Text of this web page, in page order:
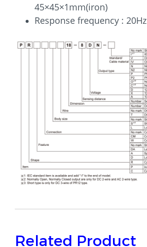
45×45×1mm(iron)
Response frequency : 20Hz
Related Product